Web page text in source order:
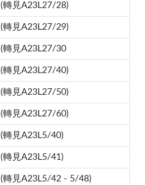
(轉見A23L27/28)
(轉見A23L27/29)
(轉見A23L27/30
(轉見A23L27/40)
(轉見A23L27/50)
(轉見A23L27/60)
(轉見A23L5/40)
(轉見A23L5/41)
(轉見A23L5/42 - 5/48)